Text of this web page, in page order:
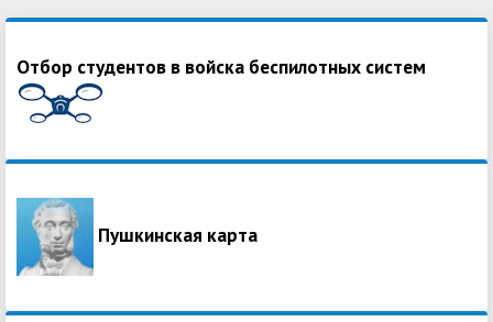
Отбор студентов в войска беспилотных систем
Пушкинская карта